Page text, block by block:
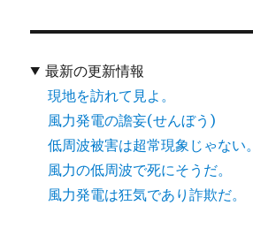
最新の更新情報
現地を訪れて見よ。
風力発電の譫妄(せんぼう)
低周波被害は超常現象じゃない。
風力の低周波で死にそうだ。
風力発電は狂気であり詐欺だ。